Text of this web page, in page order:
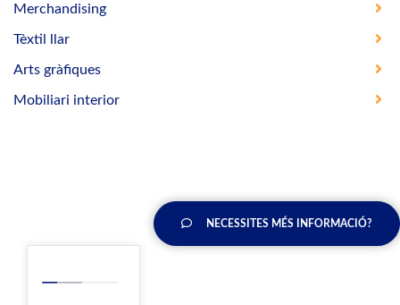
Merchandising
Tèxtil llar
Arts gràfiques
Mobiliari interior
NECESSITES MÉS INFORMACIÓ?